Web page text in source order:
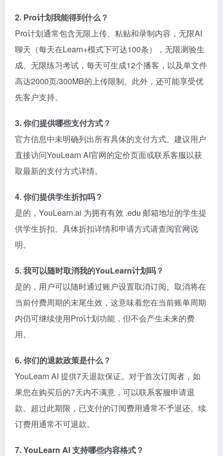
2. Pro计划我能得到什么？
Pro计划通常包含无限上传、粘贴和录制内容，无限AI
聊天（每天在Learn+模式下可达100条），无限测验生
成、无限练习考试，每天可生成12个播客，以及单文件
高达2000页/300MB的上传限制。此外，还可能享受优
先客户支持。
3. 你们提供哪些支付方式？
官方信息中未明确列出所有具体的支付方式。建议用户
直接访问YouLearn AI官网的定价页面或联系客服以获
取最新的支付方式详情。
4. 你们提供学生折扣吗？
是的，YouLearn.ai 为拥有有效 .edu 邮箱地址的学生提
供学生折扣。具体折扣详情和申请方式请查阅官网说
明。
5. 我可以随时取消我的YouLearn计划吗？
是的，用户可以随时通过账户设置取消订阅。取消将在
当前付费周期的末尾生效，这意味着您在当前账单周期
内仍可继续使用Pro计划功能，但不会产生未来的费
用。
6. 你们的退款政策是什么？
YouLearn AI 提供7天退款保证。对于首次订阅者，如
果您在购买后的7天内不满意，可以联系客服申请退
款。超过此期限，已支付的订阅费用通常不予退还。续
订费用通常不可退款。
7. YouLearn AI 支持哪些内容格式？